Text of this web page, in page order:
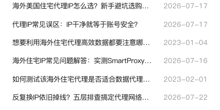
海外美国住宅代理IP怎么选？新手避坑选购指南
2026-07-17
代理IP常见误区：IP干净就等于账号安全？
2026-07-17
想要利用海外住宅代理高效数据都要注意哪些地方？
2023-01-04
海外住宅IP常见问题解答：实测SmartProxy使用经验分享
2026-07-16
如何测试该海外住宅代理是否适合数据代理使用？
2023-02-01
反复换IP依旧掉线？五层排查搞定代理网络异常
2026-07-22